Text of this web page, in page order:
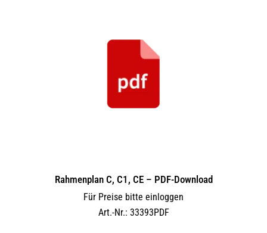
Rahmenplan C, C1, CE – PDF-Download
Für Preise bitte einloggen
Art.-Nr.: 33393PDF